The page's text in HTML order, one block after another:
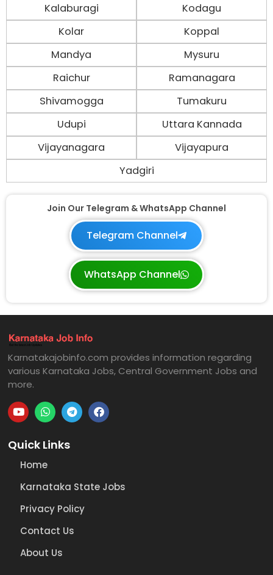
Kalaburagi
Kodagu
Kolar
Koppal
Mandya
Mysuru
Raichur
Ramanagara
Shivamogga
Tumakuru
Udupi
Uttara Kannada
Vijayanagara
Vijayapura
Yadgiri
Join Our Telegram & WhatsApp Channel
Telegram Channel
WhatsApp Channel
Karnatakajobinfo.com provides information regarding
various Karnataka Jobs, Central Government Jobs and
more.
Quick Links
Home
Karnataka State Jobs
Privacy Policy
Contact Us
About Us